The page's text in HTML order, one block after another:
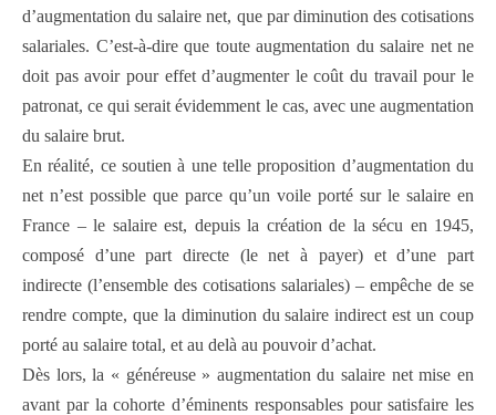
d’augmentation du salaire net, que par diminution des cotisations
salariales. C’est-à-dire que toute augmentation du salaire net ne
doit pas avoir pour effet d’augmenter le coût du travail pour le
patronat, ce qui serait évidemment le cas, avec une augmentation
du salaire brut.
En réalité, ce soutien à une telle proposition d’augmentation du
net n’est possible que parce qu’un voile porté sur le salaire en
France – le salaire est, depuis la création de la sécu en 1945,
composé d’une part directe (le net à payer) et d’une part
indirecte (l’ensemble des cotisations salariales) – empêche de se
rendre compte, que la diminution du salaire indirect est un coup
porté au salaire total, et au delà au pouvoir d’achat.
Dès lors, la « généreuse » augmentation du salaire net mise en
avant par la cohorte d’éminents responsables pour satisfaire les